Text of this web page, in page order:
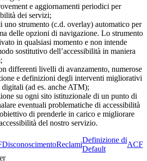
e aggiornamenti periodici per
dei servizi;
uno strumento (c.d. overlay) automatico per
delle opzioni di navigazione. Lo strumento
in qualsiasi momento e non intende
sostitutivo dell’accessibilità in maniera
differenti livelli di avanzamento, numerose
e definizioni degli interventi migliorativi
(ad es. anche ATM);
su ogni sito istituzionale di un punto di
eventuali problematiche di accessibilità
di prenderle in carico e migliorare
del nostro servizio.
DisconoscimentoReclami
Definizione di
Default
ACF